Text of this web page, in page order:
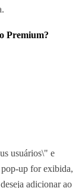
Premium?
usuários\" e
up for exibida,
adicionar ao